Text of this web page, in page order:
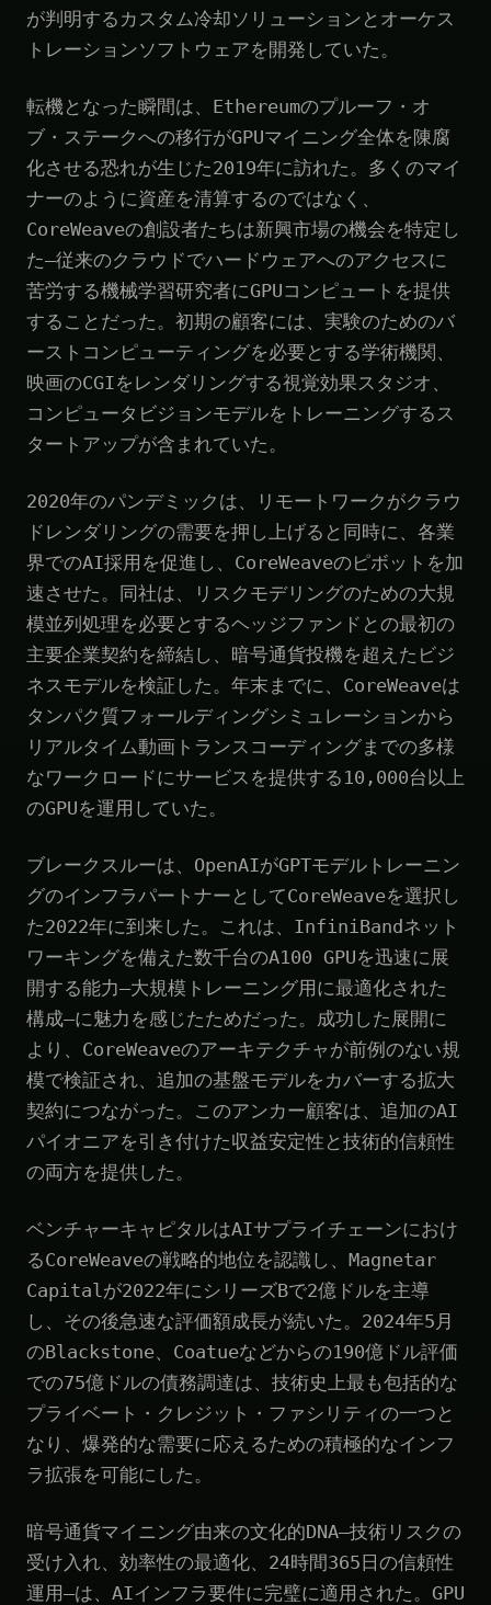
が判明するカスタム冷却ソリューションとオーケス
トレーションソフトウェアを開発していた。
転機となった瞬間は、Ethereumのプルーフ・オ
ブ・ステークへの移行がGPUマイニング全体を陳腐
化させる恐れが生じた2019年に訪れた。多くのマイ
ナーのように資産を清算するのではなく、
CoreWeaveの創設者たちは新興市場の機会を特定し
た—従来のクラウドでハードウェアへのアクセスに
苦労する機械学習研究者にGPUコンピュートを提供
することだった。初期の顧客には、実験のためのバ
ーストコンピューティングを必要とする学術機関、
映画のCGIをレンダリングする視覚効果スタジオ、
コンピュータビジョンモデルをトレーニングするス
タートアップが含まれていた。
2020年のパンデミックは、リモートワークがクラウ
ドレンダリングの需要を押し上げると同時に、各業
界でのAI採用を促進し、CoreWeaveのピボットを加
速させた。同社は、リスクモデリングのための大規
模並列処理を必要とするヘッジファンドとの最初の
主要企業契約を締結し、暗号通貨投機を超えたビジ
ネスモデルを検証した。年末までに、CoreWeaveは
タンパク質フォールディングシミュレーションから
リアルタイム動画トランスコーディングまでの多様
なワークロードにサービスを提供する10,000台以上
のGPUを運用していた。
ブレークスルーは、OpenAIがGPTモデルトレーニン
グのインフラパートナーとしてCoreWeaveを選択し
た2022年に到来した。これは、InfiniBandネット
ワーキングを備えた数千台のA100 GPUを迅速に展
開する能力—大規模トレーニング用に最適化された
構成—に魅力を感じたためだった。成功した展開に
より、CoreWeaveのアーキテクチャが前例のない規
模で検証され、追加の基盤モデルをカバーする拡大
契約につながった。このアンカー顧客は、追加のAI
パイオニアを引き付けた収益安定性と技術的信頼性
の両方を提供した。
ベンチャーキャピタルはAIサプライチェーンにおけ
るCoreWeaveの戦略的地位を認識し、Magnetar
Capitalが2022年にシリーズBで2億ドルを主導
し、その後急速な評価額成長が続いた。2024年5月
のBlackstone、Coatueなどからの190億ドル評価
での75億ドルの債務調達は、技術史上最も包括的な
プライベート・クレジット・ファシリティの一つと
なり、爆発的な需要に応えるための積極的なインフ
ラ拡張を可能にした。
暗号通貨マイニング由来の文化的DNA—技術リスクの
受け入れ、効率性の最適化、24時間365日の信頼性
運用—は、AIインフラ要件に完璧に適用された。GPU